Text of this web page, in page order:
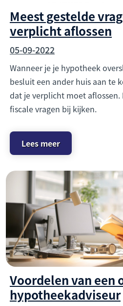
Meest gestelde
verplicht aflossen
05-09-2022
Wanneer je je hypotheek
besluit een ander huis aan te
dat je verplicht moet
fiscale vragen bij kijken.
Lees meer
Voordelen van een
hypotheekadviseur